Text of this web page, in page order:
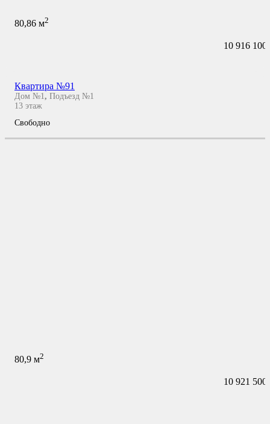
80,86 м2
10 916 100
Квартира №91
Дом №1, Подъезд №1
13 этаж
Свободно
80,9 м2
10 921 500